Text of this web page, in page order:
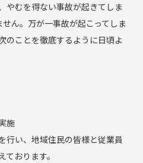
やむを得ない事故が起きてしま
ん。万が一事故が起こってしま
のことを徹底するように日頃よ
施
行い、地域住民の皆様と従業員
おります。